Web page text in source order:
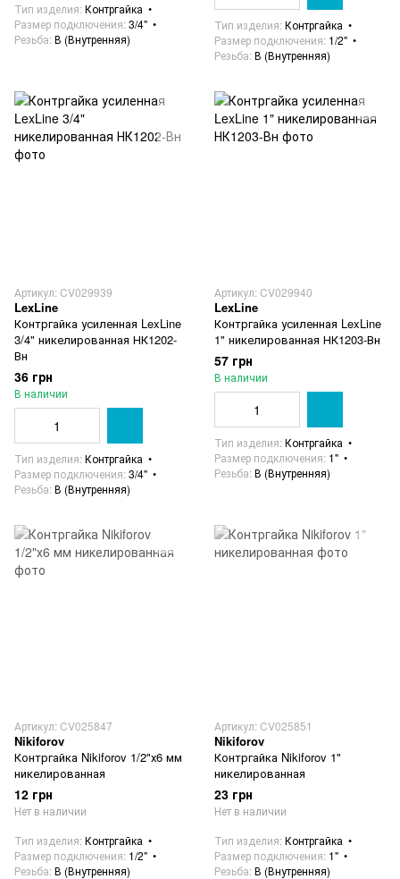
Тип изделия Контргайка
Размер подключения 3/4"
Резьба В (Внутренняя)
Тип изделия Контргайка
Размер подключения 1/2"
Резьба В (Внутренняя)
Артикул: CV029939
LexLine
Контргайка усиленная LexLine
3/4" никелированная НК1202-
Вн
36 грн
В наличии
Тип изделия Контргайка
Размер подключения 3/4"
Резьба В (Внутренняя)
Артикул: CV029940
LexLine
Контргайка усиленная LexLine
1" никелированная НК1203-Вн
57 грн
В наличии
Тип изделия Контргайка
Размер подключения 1"
Резьба В (Внутренняя)
Артикул: CV025847
Nikiforov
Контргайка Nikiforov 1/2"х6 мм
никелированная
12 грн
Нет в наличии
Тип изделия Контргайка
Размер подключения 1/2"
Резьба В (Внутренняя)
Артикул: CV025851
Nikiforov
Контргайка Nikiforov 1"
никелированная
23 грн
Нет в наличии
Тип изделия Контргайка
Размер подключения 1"
Резьба В (Внутренняя)